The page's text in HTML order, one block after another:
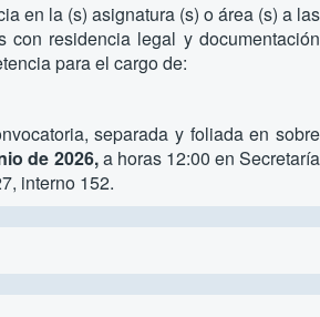
en la (s) asignatura (s) o área (s) a las
residencia legal y documentación
para el cargo de:
separada y foliada en sobre
de 2026,a horas 12:00 en Secretaría
interno 152.